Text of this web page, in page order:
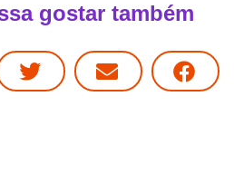
gostar também